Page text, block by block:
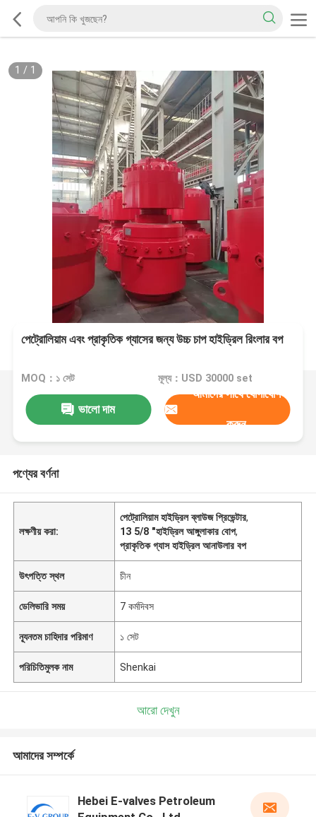
1 / 1
পেট্রোলিয়াম এবং প্রাকৃতিক গ্যাসের জন্য উচ্চ চাপ হাইড্রিল রিংলার বপ
MOQ：১ সেট মূল্য：USD 30000 set
ভালো দাম
আমাদের সাথে যোগাযোগ
করুন
পণ্যের বর্ণনা
লক্ষণীয় করা:
পেট্রোলিয়াম হাইড্রিল ব্লাউজ প্রিভেন্টার,
13 5/8 "হাইড্রিল আঙ্গুলাকার বোপ,
প্রাকৃতিক গ্যাস হাইড্রিল আনাউলার বপ
উৎপত্তি স্থল চীন
ডেলিভারি সময় 7 কর্মদিবস
ন্যূনতম চাহিদার পরিমাণ ১ সেট
পরিচিতিমুলক নাম Shenkai
আরো দেখুন
আমাদের সম্পর্কে
Hebei E-valves Petroleum